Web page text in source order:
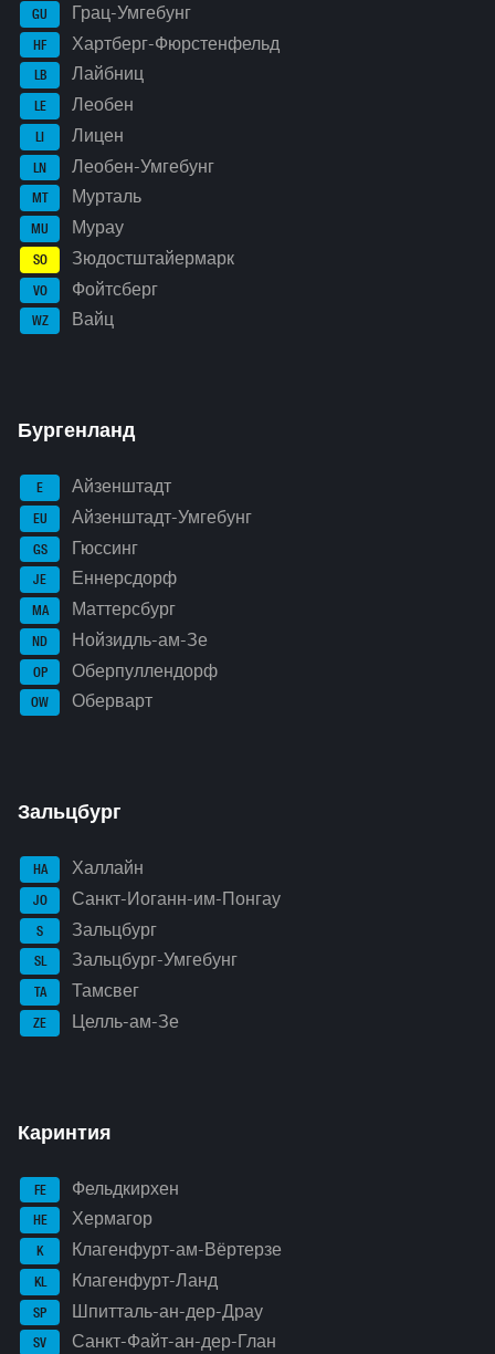
GU Грац-Умгебунг
HF Хартберг-Фюрстенфельд
LB Лайбниц
LE Леобен
LI Лицен
LN Леобен-Умгебунг
MT Мурталь
MU Мурау
SO Зюдостштайермарк
VO Фойтсберг
WZ Вайц
Бургенланд
E Айзенштадт
EU Айзенштадт-Умгебунг
GS Гюссинг
JE Еннерсдорф
MA Маттерсбург
ND Нойзидль-ам-Зе
OP Оберпуллендорф
OW Оберварт
Зальцбург
HA Халлайн
JO Санкт-Иоганн-им-Понгау
S Зальцбург
SL Зальцбург-Умгебунг
TA Тамсвег
ZE Целль-ам-Зе
Каринтия
FE Фельдкирхен
HE Хермагор
K Клагенфурт-ам-Вёртерзе
KL Клагенфурт-Ланд
SP Шпитталь-ан-дер-Драу
SV Санкт-Файт-ан-дер-Глан